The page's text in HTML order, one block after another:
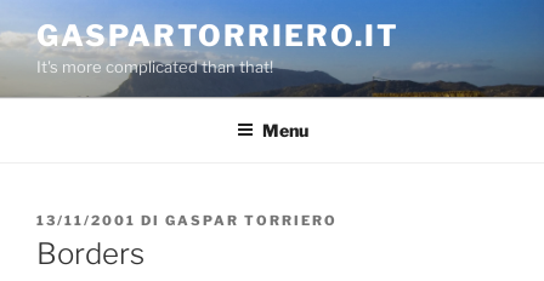
al
contenuto
GASPARTORRIERO.IT
It's more complicated than that!
Menu
PUBBLICATO
IL
13/11/2001 DI GASPAR TORRIERO
Borders